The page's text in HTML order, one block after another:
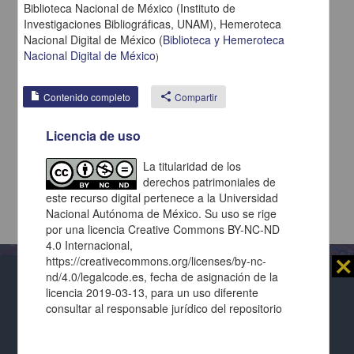
Al usar este repositorio estás aceptando sus
términos y condiciones de uso, y te obligas a
⨯
Repositorio Institucional de la
Biblioteca Nacional de México (Instituto de
Investigaciones Bibliográficas, UNAM), Hemeroteca
Nacional Digital de México (Biblioteca y Hemeroteca
Nacional Digital de México)
Contenido completo share Compartir
Licencia de uso
La titularidad de los
derechos patrimoniales de
este recurso digital pertenece a la Universidad
Nacional Autónoma de México. Su uso se rige
por una licencia Creative Commons BY-NC-ND
4.0 Internacional,
https://creativecommons.org/licenses/by-nc-
nd/4.0/legalcode.es, fecha de asignación de la
licencia 2019-03-13, para un uso diferente
consultar al responsable jurídico del repositorio